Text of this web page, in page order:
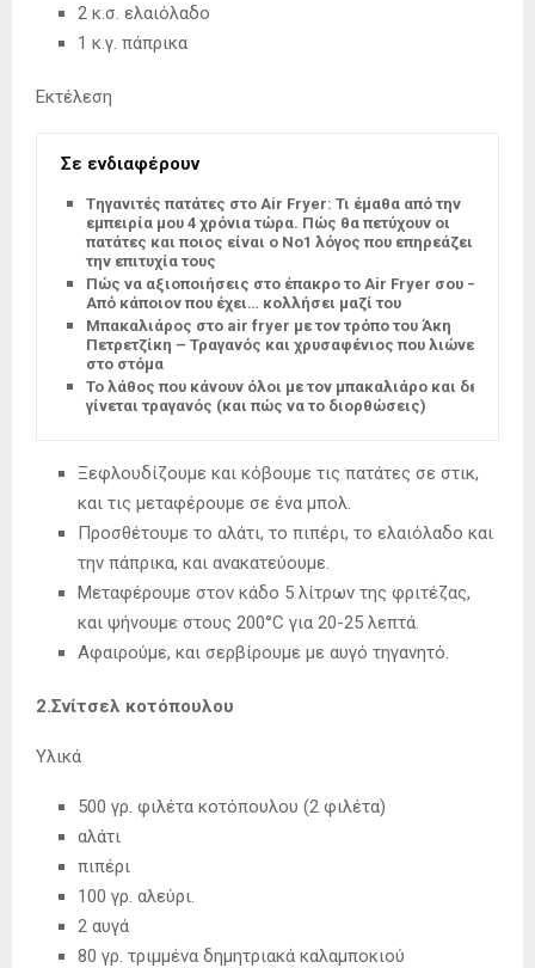
2 κ.σ. ελαιόλαδο
1 κ.γ. πάπρικα
Εκτέλεση
Σε ενδιαφέρουν
Tηγανιτές πατάτες στο Air Fryer: Τι έμαθα από την
εμπειρία μου 4 χρόνια τώρα. Πώς θα πετύχουν οι
πατάτες και ποιος είναι ο Νο1 λόγος που επηρεάζει
την επιτυχία τους
Πώς να αξιοποιήσεις στο έπακρο το Air Fryer σου –
Από κάποιον που έχει… κολλήσει μαζί του
Μπακαλιάρος στο air fryer με τον τρόπο του Άκη
Πετρετζίκη – Τραγανός και χρυσαφένιος που λιώνει
στο στόμα
Το λάθος που κάνουν όλοι με τον μπακαλιάρο και δεν
γίνεται τραγανός (και πώς να το διορθώσεις)
Ξεφλουδίζουμε και κόβουμε τις πατάτες σε στικ,
και τις μεταφέρουμε σε ένα μπολ.
Προσθέτουμε το αλάτι, το πιπέρι, το ελαιόλαδο και
την πάπρικα, και ανακατεύουμε.
Μεταφέρουμε στον κάδο 5 λίτρων της φριτέζας,
και ψήνουμε στους 200°C για 20-25 λεπτά.
Αφαιρούμε, και σερβίρουμε με αυγό τηγανητό.
2.Σνίτσελ κοτόπουλου
Υλικά
500 γρ. φιλέτα κοτόπουλου (2 φιλέτα)
αλάτι
πιπέρι
100 γρ. αλεύρι.
2 αυγά
80 γρ. τριμμένα δημητριακά καλαμποκιού